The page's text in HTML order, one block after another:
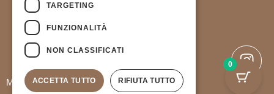
Accetto l'informativa sulla
Moimeme Milano © All Rights Reserved.
PIVA 9237823791
Privacy Policy
General terms and Conditions of sale
0
TARGETING
FUNZIONALITÀ
NON CLASSIFICATI
ACCETTA TUTTO RIFIUTA TUTTO